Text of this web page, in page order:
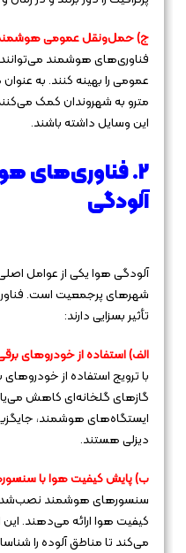
ج) حمل‌ونقل عمومی
فناوری‌های هوشمند
عمومی را بهینه کنند. به
مترو به شهروندان کمک می‌کنند
این وسایل داشته باشند.
2. فناوری‌های
آلودگی
آلودگی هوا یکی از عوامل
شهرهای پرجمعیت است.
تأثیر بسزایی دارند:
الف) استفاده از خودروهای
با ترویج استفاده از
گازهای گلخانه‌ای کاهش
ایستگاه‌های هوشمند،
دیزلی هستند.
ب) پایش کیفیت هوا با
سنسورهای هوشمند
کیفیت هوا ارائه می‌دهند.
می‌کند تا مناطق آلوده را